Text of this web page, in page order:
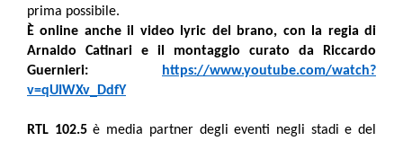
prima possibile.
È online anche il video lyric del brano, con la regia di
Arnaldo Catinari e il montaggio curato da Riccardo
Guernieri:
https://www.youtube.com/watch?
v=qUIWXv_DdfY
RTL 102.5è media partner degli eventi negli stadi e del